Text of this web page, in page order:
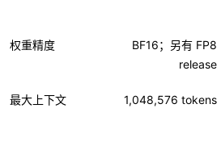
权重精度
BF16；另有 FP8
release
最大上下文 1,048,576 tokens